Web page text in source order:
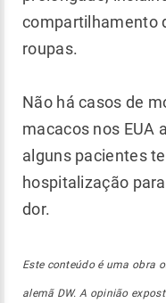
compartilhamento
roupas.
Não há casos de
macacos nos EUA
alguns pacientes
hospitalização
dor.
Este conteúdo é uma obra
alemã DW. A opinião